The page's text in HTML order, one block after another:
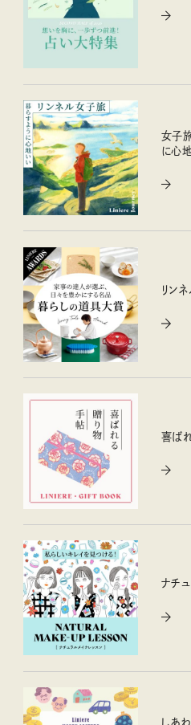
女子
に心
リン
喜ば
ナチ
しあ